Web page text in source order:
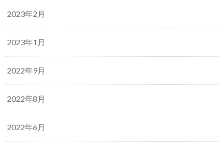
2023年2月
2023年1月
2022年9月
2022年8月
2022年6月